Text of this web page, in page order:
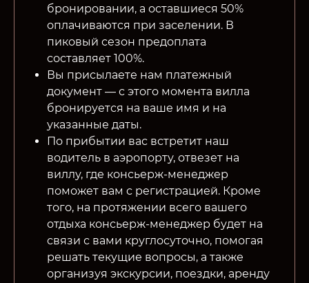
бронировании, а оставшиеся 50%
оплачиваются при заселении. В
пиковый сезон предоплата
составляет 100%.
Вы присылаете нам платежный
документ — с этого момента вилла
бронируется на ваше имя и на
указанные даты.
По прибытии вас встретит наш
водитель в аэропорту, отвезет на
виллу, где консьерж-менеджер
поможет вам с регистрацией. Кроме
того, на протяжении всего вашего
отдыха консьерж-менеджер будет на
связи с вами круглосуточно, помогая
решать текущие вопросы, а также
организуя экскурсии, поездки, аренду